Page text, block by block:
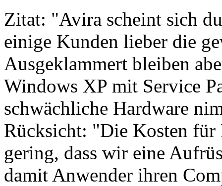
Zitat: "Avira scheint sich
einige Kunden lieber die
Ausgeklammert bleiben
Windows XP mit Service
schwächliche Hardware
Rücksicht: "Die Kosten
gering, dass wir eine
damit Anwender ihren